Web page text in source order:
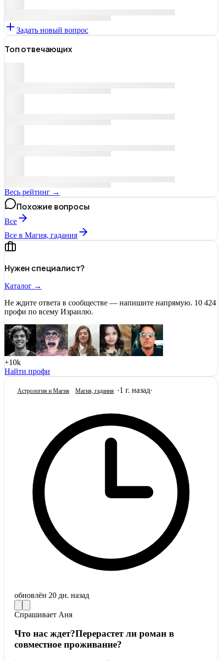
Задать новый вопрос
Топ отвечающих
Весь рейтинг →
Похожие вопросы
Все
Все в Магия, гадания
Нужен специалист?
Каталог →
Не ждите ответа в сообществе — напишите напрямую. 10 424
профи по всему Израилю.
+10k
Найти профи
Астрология и Магия Магия, гадания ·1 г. назад·
обновлён 20 дн. назад
Спрашивает Аня
Что нас ждет?Перерастет ли роман в
совместное проживание?